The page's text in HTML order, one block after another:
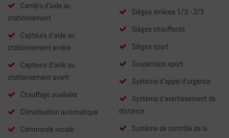
Caméra d'aide au
stationnement
Capteurs d'aide au
stationnement arrière
Capteurs d'aide au
stationnement avant
Chauffage auxiliaire
Climatisation automatique
Commande vocale
Sièges arrières 1/3 - 2/3
Sièges chauffants
Sièges sport
Suspension sport
Système d'appel d'urgence
Système d'avertissement de
distance
Système de contrôle de la